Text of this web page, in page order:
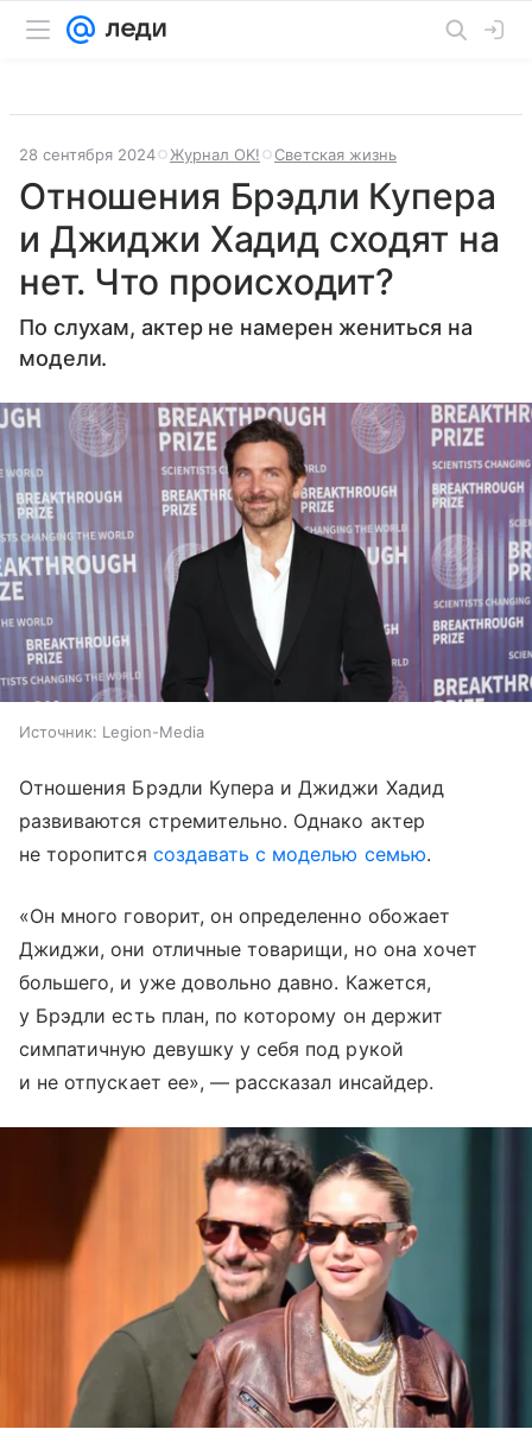
28 сентября 2024 Журнал OK! Светская жизнь
Отношения Брэдли Купера
и Джиджи Хадид сходят на
нет. Что происходит?
По слухам, актер не намерен жениться на
модели.
Источник: Legion-Media
Отношения Брэдли Купера и Джиджи Хадид
развиваются стремительно. Однако актер
не торопится создавать с моделью семью.
«Он много говорит, он определенно обожает
Джиджи, они отличные товарищи, но она хочет
большего, и уже довольно давно. Кажется,
у Брэдли есть план, по которому он держит
симпатичную девушку у себя под рукой
и не отпускает ее», — рассказал инсайдер.